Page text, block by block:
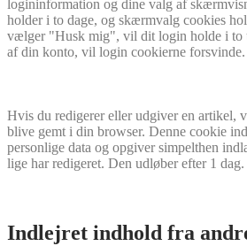
logininformation og dine valg af
holder i to dage, og skærmvalg cookies
vælger "Husk mig", vil dit login holde i to
af din konto, vil login cookierne forsvinde.
Hvis du redigerer eller udgiver en artikel,
blive gemt i din browser. Denne cookie
personlige data og opgiver simpelthen
lige har redigeret. Den udløber efter 1 dag.
Indlejret indhold fra